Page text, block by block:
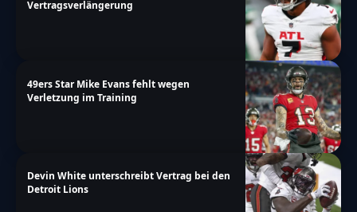
Vertragsverlängerung
49ers Star Mike Evans fehlt wegen
Verletzung im Training
Devin White unterschreibt Vertrag bei den
Detroit Lions